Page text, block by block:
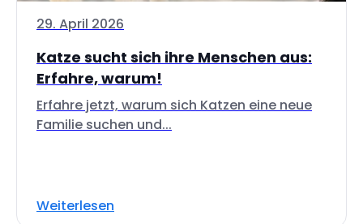
29. April 2026
Katze sucht sich ihre Menschen aus:
Erfahre, warum!
Erfahre jetzt, warum sich Katzen eine neue
Familie suchen und...
Weiterlesen